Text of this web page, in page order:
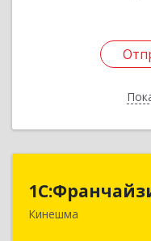
Кинешма
155800,